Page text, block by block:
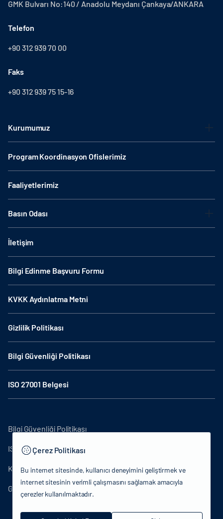
GMK Bulvarı No:140 / Anadolu Meydanı Çankaya/ANKARA
Telefon
+90 312 939 70 00
Faks
+90 312 939 75 15-16
Kurumumuz
Program Koordinasyon Ofislerimiz
Faaliyetlerimiz
Basın Odası
İletişim
Bilgi Edinme Başvuru Formu
KVKK Aydınlatma Metni
Gizlilik Politikası
Bilgi Güvenliği Politikası
ISO 27001 Belgesi
Bilgi Güvenliği Politikası
ISO27001
KVKK Aydınlatma Metni
Gizlilik Politikası
Çerez Politikası
Bu internet sitesinde, kullanıcı deneyimini geliştirmek ve
internet sitesinin verimli çalışmasını sağlamak amacıyla
çerezler kullanılmaktadır.